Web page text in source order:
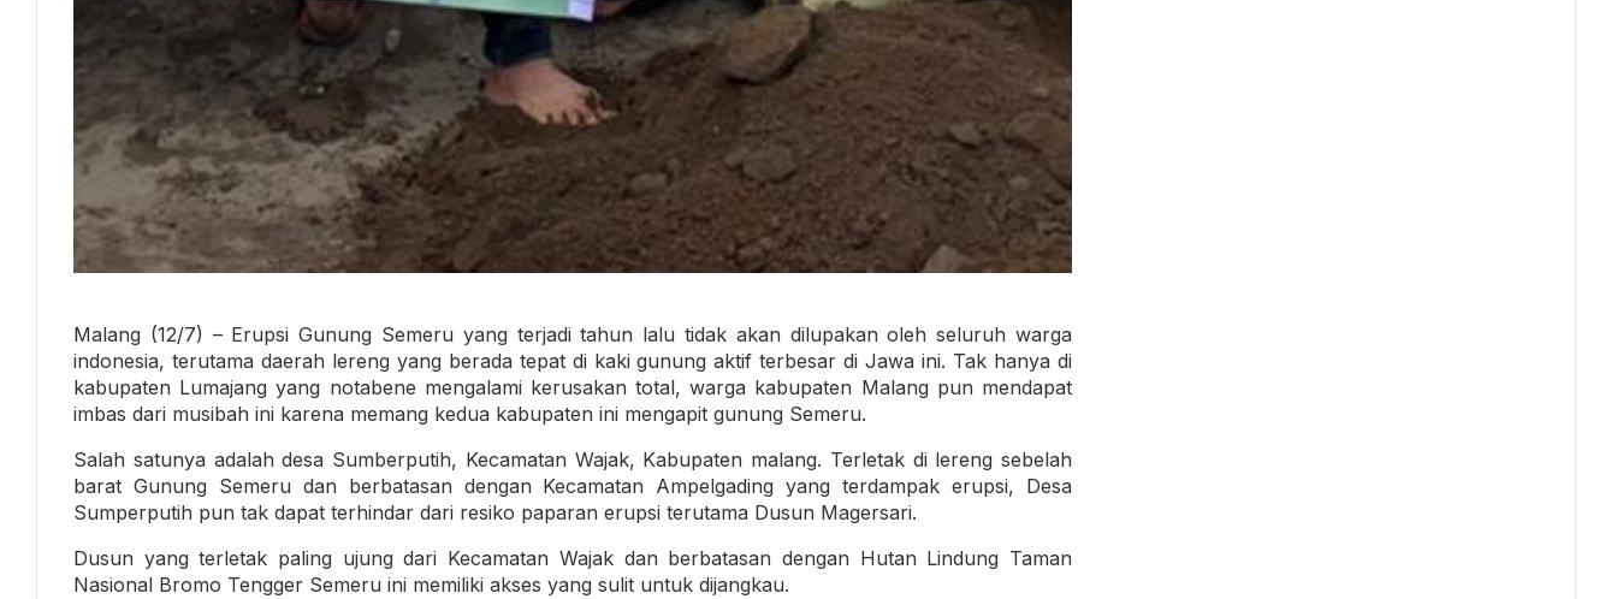
Malang (12/7) – Erupsi Gunung Semeru yang terjadi tahun lalu tidak akan dilupakan oleh seluruh warga
indonesia, terutama daerah lereng yang berada tepat di kaki gunung aktif terbesar di Jawa ini. Tak hanya di
kabupaten Lumajang yang notabene mengalami kerusakan total, warga kabupaten Malang pun mendapat
imbas dari musibah ini karena memang kedua kabupaten ini mengapit gunung Semeru.
Salah satunya adalah desa Sumberputih, Kecamatan Wajak, Kabupaten malang. Terletak di lereng sebelah
barat Gunung Semeru dan berbatasan dengan Kecamatan Ampelgading yang terdampak erupsi, Desa
Sumperputih pun tak dapat terhindar dari resiko paparan erupsi terutama Dusun Magersari.
Dusun yang terletak paling ujung dari Kecamatan Wajak dan berbatasan dengan Hutan Lindung Taman
Nasional Bromo Tengger Semeru ini memiliki akses yang sulit untuk dijangkau.